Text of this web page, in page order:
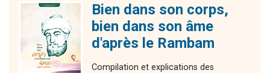
Bien dans son corps,
bien dans son âme
d'après le Rambam
Compilation et explications des